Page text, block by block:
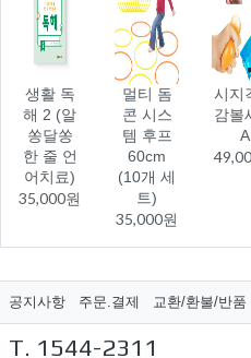
생활 독
해 2 (알
쏭달쏭
한 줄 언
어치료)
35,000원
멀티 돔
콘 시스
템 후프
60cm
(10개 세
트)
35,000원
시지
감볼
A
공지사항 주문.결제 교환/환불/반품
T. 1544-2311